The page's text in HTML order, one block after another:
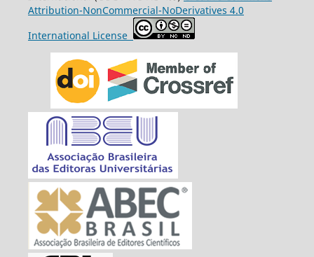
Attribution-NonCommercial-NoDerivatives 4.0
International License